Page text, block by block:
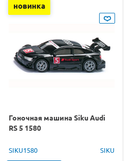
новинка
Гоночная машина Siku Audi
RS 5 1580
SIKU1580 SIKU